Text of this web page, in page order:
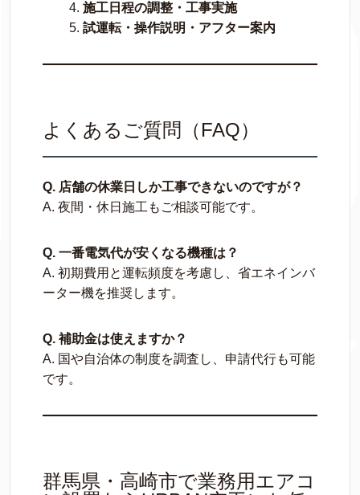
施工日程の調整・工事実施
試運転・操作説明・アフター案内
よくあるご質問（FAQ）
Q. 店舗の休業日しか工事できないのですが？
A. 夜間・休日施工もご相談可能です。
Q. 一番電気代が安くなる機種は？
A. 初期費用と運転頻度を考慮し、省エネインバ
ーター機を推奨します。
Q. 補助金は使えますか？
A. 国や自治体の制度を調査し、申請代行も可能
です。
群馬県・高崎市で業務用エアコ